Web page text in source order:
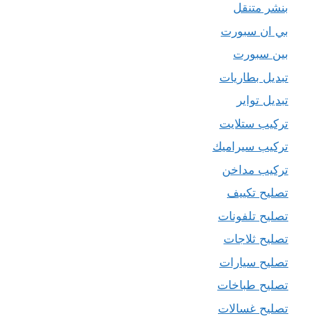
بنشر متنقل
بي ان سبورت
بين سبورت
تبديل بطاريات
تبديل تواير
تركيب ستلايت
تركيب سيراميك
تركيب مداخن
تصليح تكييف
تصليح تلفونات
تصليح ثلاجات
تصليح سيارات
تصليح طباخات
تصليح غسالات